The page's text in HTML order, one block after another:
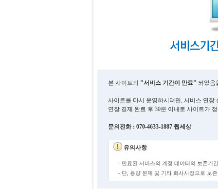
본 사이트의 "서비스 기간이 만료" 되었음
사이트를 다시 운영하시려면, 서비스 연장
연장 결제 완료 후 30분 이내로 사이트가
문의전화 : 070-4633-1887 웹세상
유의사항
- 만료된 서비스의 계정 데이터의 보존기
- 단, 용량 문제 및 기타 회사사정으로 보